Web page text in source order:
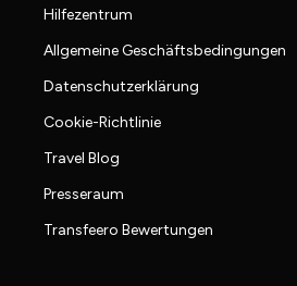
Hilfezentrum
Allgemeine Geschäftsbedingungen
Datenschutzerklärung
Cookie-Richtlinie
Travel Blog
Presseraum
Transfeero Bewertungen